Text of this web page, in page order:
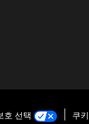
호 선택 쿠키